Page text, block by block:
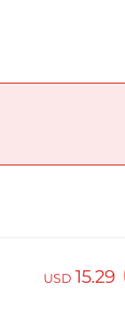
的
的
USD 15.29